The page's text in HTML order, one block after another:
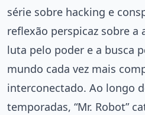
série sobre hacking e
reflexão perspicaz sobre a
luta pelo poder e a busca
mundo cada vez mais
interconectado. Ao longo
temporadas, “Mr. Robot”